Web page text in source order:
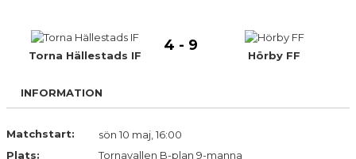
BILDGALLERI
DOKUMENT
Torna Hällestads IF
4 - 9
Hörby FF
INFORMATION
Matchstart:
sön 10 maj, 16:00
Plats:
Tornavallen B-plan 9-manna